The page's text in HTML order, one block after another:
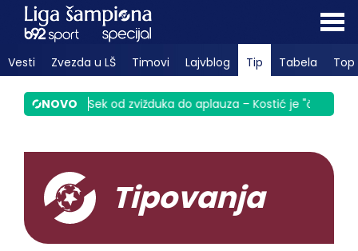
Vesti Zvezda u LŠ Timovi Lajvblog Tip Tabela Top
NOVO
Srbiju| Sek od zvižduka do aplauza – Kostić je "čigra"
Tipovanja